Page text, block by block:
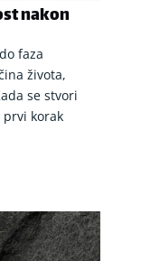
nakon
faza
života,
se stvori
korak